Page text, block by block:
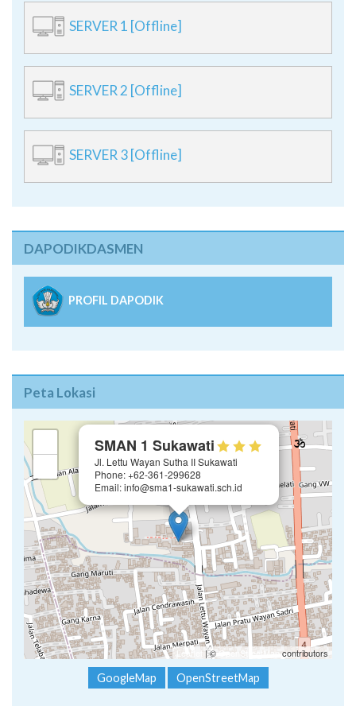
SERVER 1 [Offline]
SERVER 2 [Offline]
SERVER 3 [Offline]
DAPODIKDASMEN
PROFIL DAPODIK
Peta Lokasi
SMAN 1 Sukawati
Jl. Lettu Wayan Sutha II Sukawati
Phone: +62-361-299628
Email: info@sma1-sukawati.sch.id
Leaflet | ©OpenStreetMap contributors
GoogleMap OpenStreetMap